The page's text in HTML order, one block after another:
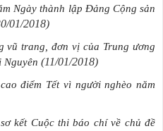
Ngày thành lập Đảng Cộng sản
01/2018)
vũ trang, đơn vị của Trung ương
Nguyên (11/01/2018)
điểm Tết vì người nghèo năm
kết Cuộc thi báo chí về chủ đề